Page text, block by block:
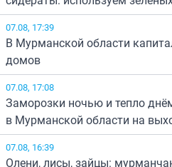
07.08, 17:39
В Мурманской области
домов
07.08, 17:08
Заморозки ночью и тепло
в Мурманской области на
07.08, 16:39
Олени, лисы, зайцы: